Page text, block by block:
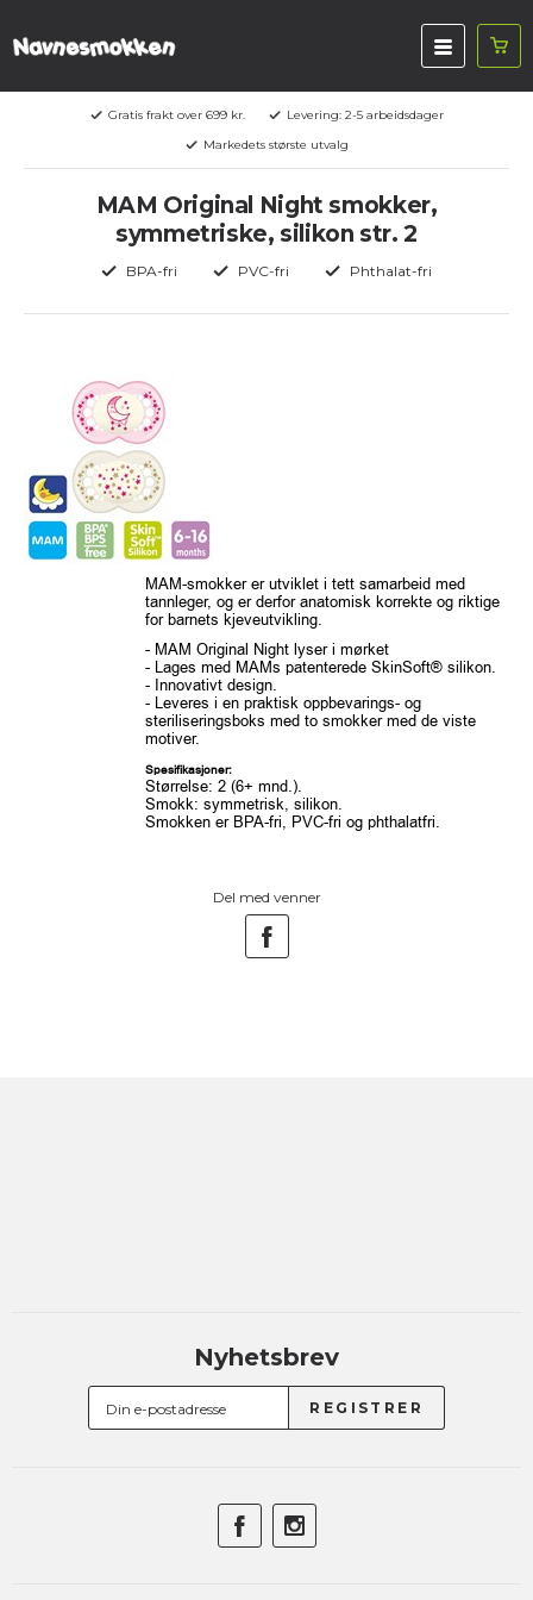
Gratis frakt over 699 kr.
Levering: 2-5 arbeidsdager
Markedets største utvalg
MAM Original Night smokker,
symmetriske, silikon str. 2
BPA-fri PVC-fri Phthalat-fri
MAM-smokker er utviklet i tett samarbeid med
tannleger, og er derfor anatomisk korrekte og riktige
for barnets kjeveutvikling.
- MAM Original Night lyser i mørket
- Lages med MAMs patenterede SkinSoft® silikon.
- Innovativt design.
- Leveres i en praktisk oppbevarings- og
steriliseringsboks med to smokker med de viste
motiver.
Spesifikasjoner:
Størrelse: 2 (6+ mnd.).
Smokk: symmetrisk, silikon.
Smokken er BPA-fri, PVC-fri og phthalatfri.
Del med venner
Nyhetsbrev